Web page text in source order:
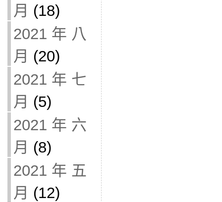
月 (18)
2021 年 八
月 (20)
2021 年 七
月 (5)
2021 年 六
月 (8)
2021 年 五
月 (12)